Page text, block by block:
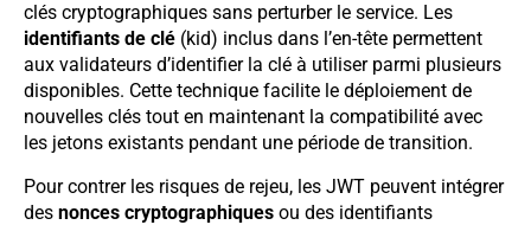
clés cryptographiques sans perturber le service. Les
identifiants de clé (kid) inclus dans l’en-tête permettent
aux validateurs d’identifier la clé à utiliser parmi plusieurs
disponibles. Cette technique facilite le déploiement de
nouvelles clés tout en maintenant la compatibilité avec
les jetons existants pendant une période de transition.
Pour contrer les risques de rejeu, les JWT peuvent intégrer
des nonces cryptographiques ou des identifiants